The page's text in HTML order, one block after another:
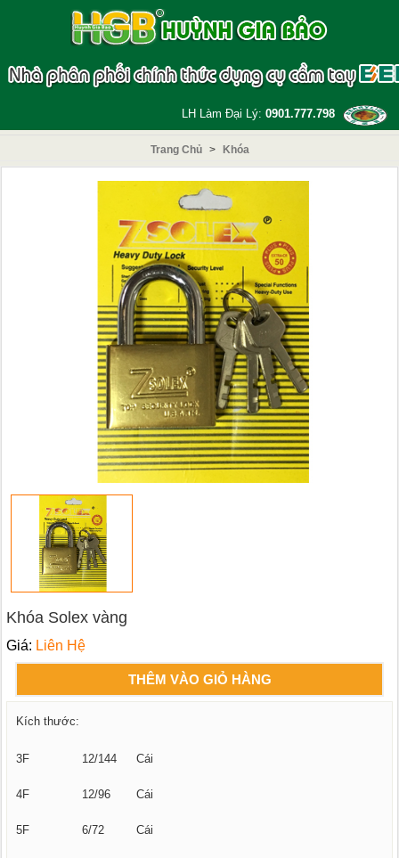
LH Làm Đại Lý: 0901.777.798
Trang Chủ > Khóa
Khóa Solex vàng
Giá: Liên Hệ
THÊM VÀO GIỎ HÀNG
Kích thước:
3F 12/144 Cái
4F 12/96 Cái
5F 6/72 Cái